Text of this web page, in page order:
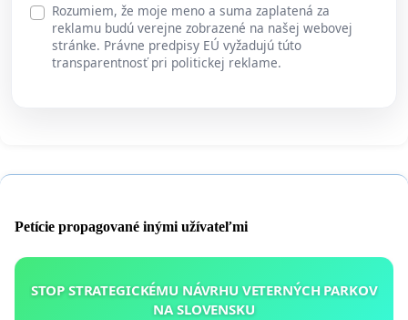
Rozumiem, že moje meno a suma zaplatená za
reklamu budú verejne zobrazené na našej webovej
stránke. Právne predpisy EÚ vyžadujú túto
transparentnosť pri politickej reklame.
Petície propagované inými užívateľmi
STOP STRATEGICKÉMU NÁVRHU VETERNÝCH PARKOV
NA SLOVENSKU